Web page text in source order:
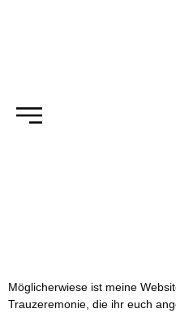
Möglicherwiese ist meine
Trauzeremonie, die ihr euch